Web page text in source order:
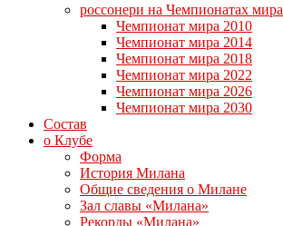
россонери на Чемпионатах мира
Чемпионат мира 2010
Чемпионат мира 2014
Чемпионат мира 2018
Чемпионат мира 2022
Чемпионат мира 2026
Чемпионат мира 2030
Состав
о Клубе
Форма
История Милана
Общие сведения о Милане
Зал славы «Милана»
Рекорды «Милана»